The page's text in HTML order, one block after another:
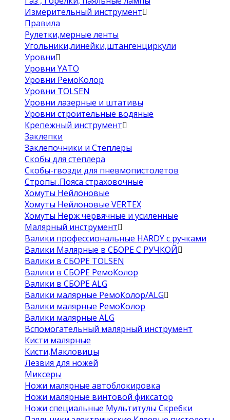
Измерительный инструмент
Правила
Рулетки,мерные ленты
Угольники,линейки,штангенциркули
Уровни
Уровни YATO
Уровни РемоКолор
Уровни TOLSEN
Уровни лазерные и штативы
Уровни строительные водяные
Крепежный инструмент
Заклепки
Заклепочники и Степлеры
Скобы для степлера
Скобы-гвозди для пневмопистолетов
Стропы .Пояса страховочные
Хомуты Нейлоновые
Хомуты Нейлоновые VERTEX
Хомуты Нерж червячные и усиленные
Малярный инструмент
Валики профессиональные HARDY с ручками
Валики Малярные в СБОРЕ С РУЧКОЙ
Валики в СБОРЕ TOLSEN
Валики в СБОРЕ РемоКолор
Валики в СБОРЕ ALG
Валики малярные РемоКолор/ALG
Валики малярные РемоКолор
Валики малярные ALG
Вспомогательный малярный инструмент
Кисти малярные
Кисти,Макловицы
Лезвия для ножей
Миксеры
Ножи малярные автоблокировка
Ножи малярные винтовой фиксатор
Ножи специальные Мультитулы Скребки